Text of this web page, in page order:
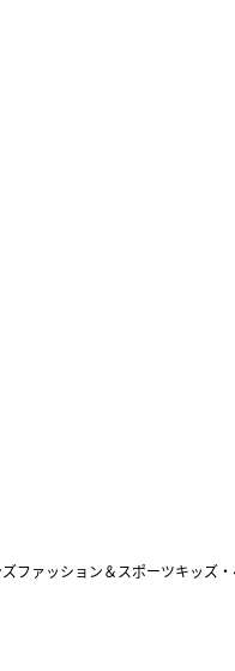
ファッション＆スポーツキッズ